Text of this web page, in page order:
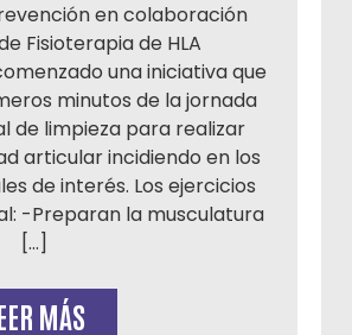
en colaboración
Fisioterapia de HLA
una iniciativa que
minutos de la jornada
de limpieza para realizar
articular incidiendo en los
de interés. Los ejercicios
-Preparan la musculatura
[…]
MÁS